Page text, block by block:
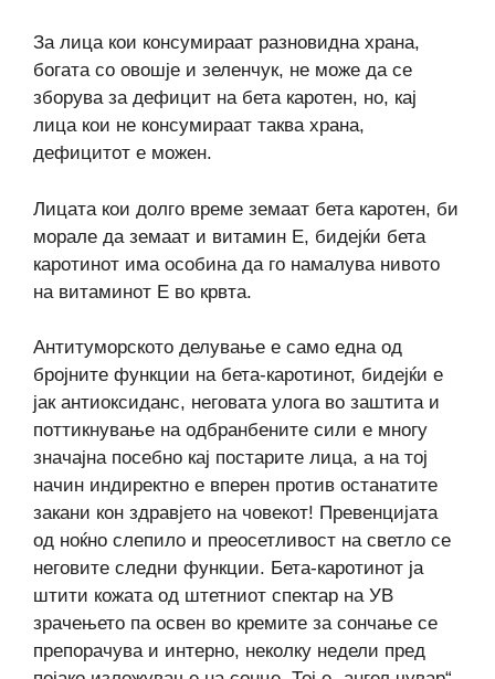
За лица кои консумираат разновидна храна,
богата со овошје и зеленчук, не може да се
зборува за дефицит на бета каротен, но, кај
лица кои не консумираат таква храна,
дефицитот е можен.
Лицата кои долго време земаат бета каротен, би
морале да земаат и витамин Е, бидејќи бета
каротинот има особина да го намалува нивото
на витаминот Е во крвта.
Антитуморското делување е само една од
бројните функции на бета-каротинот, бидејќи е
јак антиоксиданс, неговата улога во заштита и
поттикнување на одбранбените сили е многу
значајна посебно кај постарите лица, а на тој
начин индиректно е вперен против останатите
закани кон здравјето на човекот! Превенцијата
од ноќно слепило и преосетливост на светло се
неговите следни функции. Бета-каротинот ја
штити кожата од штетниот спектар на УВ
зрачењето па освен во кремите за сончање се
препорачува и интерно, неколку недели пред